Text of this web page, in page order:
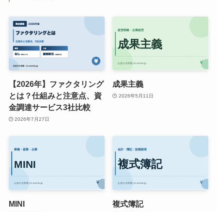
【2026年】ファクタリング
とは？仕組みと注意点、資
金調達サービス3社比較
2026年7月27日
成果主義
2026年5月11日
MINI 複式簿記